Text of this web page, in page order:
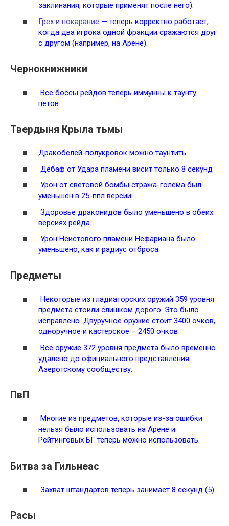
заклинания, которые применят после него).
Грех и покарание — теперь корректно работает,
когда два игрока одной фракции сражаются друг
с другом (например, на Арене).
Чернокнижники
Все боссы рейдов теперь иммунны к таунту
петов.
Твердыня Крыла тьмы
Дракобелей-полукровок можно таунтить
Дебаф от Удара пламени висит только 8 секунд
Урон от световой бомбы стража-голема был
уменьшен в 25-ппл версии
Здоровье драконидов было уменьшено в обеих
версиях рейда
Урон Неистового пламени Нефариана было
уменьшено, как и радиус отброса.
Предметы
Некоторые из гладиаторских оружий 359 уровня
предмета стоили слишком дорого. Это было
исправлено. Двуручное оружие стоит 3400 очков,
одноручное и кастерское – 2450 очков
Все оружие 372 уровня предмета было временно
удалено до официального представления
Азеротскому сообществу.
ПвП
Многие из предметов, которые из-за ошибки
нельзя было использовать на Арене и
Рейтинговых БГ теперь можно использовать.
Битва за Гильнеас
Захват штандартов теперь занимает 8 секунд (5).
Расы